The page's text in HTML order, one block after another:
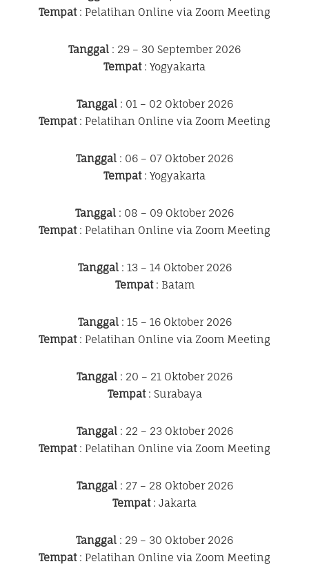
Tempat: Pelatihan Online via Zoom Meeting
Tanggal : 29 – 30 September 2026
Tempat: Yogyakarta
Tanggal: 01 – 02 Oktober 2026
Tempat: Pelatihan Online via Zoom Meeting
Tanggal : 06 – 07 Oktober 2026
Tempat: Yogyakarta
Tanggal : 08 – 09 Oktober 2026
Tempat: Pelatihan Online via Zoom Meeting
Tanggal: 13 – 14 Oktober 2026
Tempat: Batam
Tanggal: 15 – 16 Oktober 2026
Tempat: Pelatihan Online via Zoom Meeting
Tanggal : 20 – 21 Oktober 2026
Tempat: Surabaya
Tanggal: 22 – 23 Oktober 2026
Tempat: Pelatihan Online via Zoom Meeting
Tanggal: 27 – 28 Oktober 2026
Tempat: Jakarta
Tanggal : 29 – 30 Oktober 2026
Tempat: Pelatihan Online via Zoom Meeting